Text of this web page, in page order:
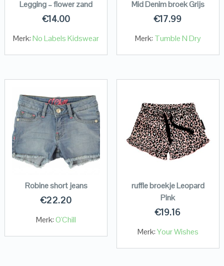
Legging – flower zand
€14.00
Merk:No Labels Kidswear
Mid Denim broek Grijs
€17.99
Merk: Tumble N Dry
Robine short jeans
€22.20
Merk:O'Chill
ruffle broekje Leopard
Pink
€19.16
Merk:Your Wishes